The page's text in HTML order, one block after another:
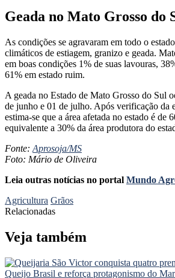
Geada no Mato Grosso do
As condições se agravaram em todo o
climáticos de estiagem, granizo e geada.
em boas condições 1% de suas lavouras,
61% em estado ruim.
A geada no Estado de Mato Grosso do Sul
de junho e 01 de julho. Após verificação da
estima-se que a área afetada no estado é de
equivalente a 30% da área produtora do
Fonte: Aprosoja/MS
Foto: Mário de Oliveira
Leia outras notícias no portal Mundo
Agricultura Grãos
Relacionadas
Veja também